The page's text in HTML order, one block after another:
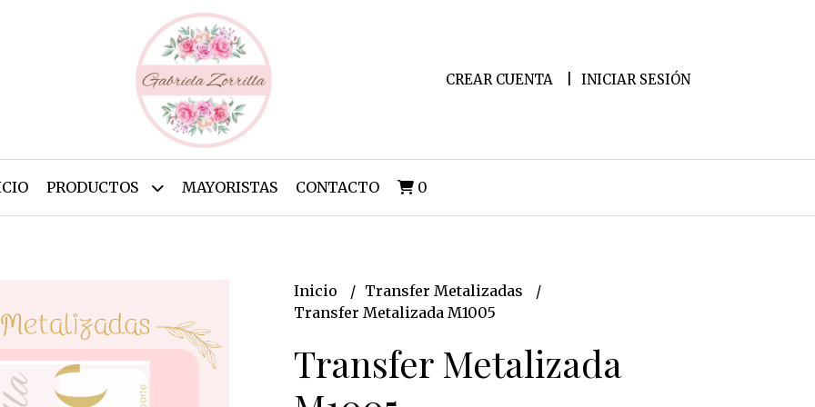
CREAR CUENTA INICIAR SESIÓN
PRODUCTOS MAYORISTAS CONTACTO 0
Inicio
Transfer Metalizadas
Transfer Metalizada M1005
Transfer Metalizada